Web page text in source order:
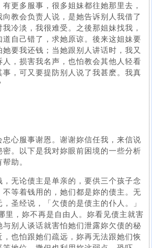
更多服事，很多姐妹都往她那里去，
教会负责人说，是她告诉别人我借了
冷淡，我很难受。之後那姐妹找我，
道自己错了，求她原谅。後来这姐妹要
要我还钱；当她跟别人讲话时，我又
，损害我名声，也怕教会其他人轻看
，可又要提防别人说了我甚麽。我真
心服事谢恩。谢谢妳信任我，来信说
密。以下是我对妳眼前困境的一些分析
助。
无论债主是单亲的，要供三个孩子念
不等着钱用的，她们都是妳的债主。无
圣经说，「欠债的是债主的仆人。」
里，妳不再是自由人。妳看见债主就害
别人谈话就害怕她们泄露妳欠债的秘
，也怕跟她们疏远，妳再无法跟她们恢